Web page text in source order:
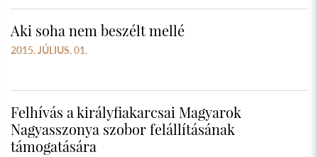
Aki soha nem beszélt mellé
2015. JÚLIUS. 01.
Felhívás a királyfiakarcsai Magyarok
Nagyasszonya szobor felállításának
támogatására